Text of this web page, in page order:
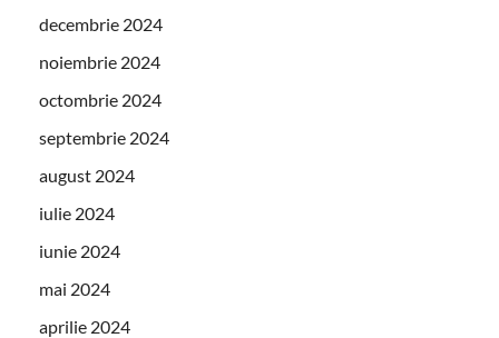
decembrie 2024
noiembrie 2024
octombrie 2024
septembrie 2024
august 2024
iulie 2024
iunie 2024
mai 2024
aprilie 2024